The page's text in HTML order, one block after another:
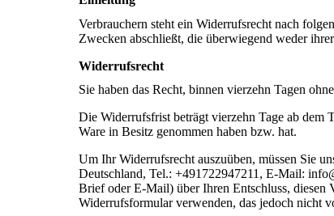
Verbrauchern steht ein Widerrufsrecht nach
Zwecken abschließt, die überwiegend weder
Widerrufsrecht
Sie haben das Recht, binnen vierzehn Tagen
Die Widerrufsfrist beträgt vierzehn Tage ab dem
Ware in Besitz genommen haben bzw. hat.
Um Ihr Widerrufsrecht auszuüben, müssen Sie
Deutschland, Tel.: +491722947211, E-Mail:
Brief oder E-Mail) über Ihren Entschluss, diesen
Widerrufsformular verwenden, das jedoch nicht